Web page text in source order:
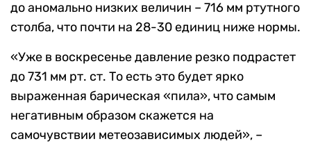
до аномально низких величин – 716 мм ртутного
столба, что почти на 28-30 единиц ниже нормы.
«Уже в воскресенье давление резко подрастет
до 731 мм рт. ст. То есть это будет ярко
выраженная барическая «пила», что самым
негативным образом скажется на
самочувствии метеозависимых людей», –